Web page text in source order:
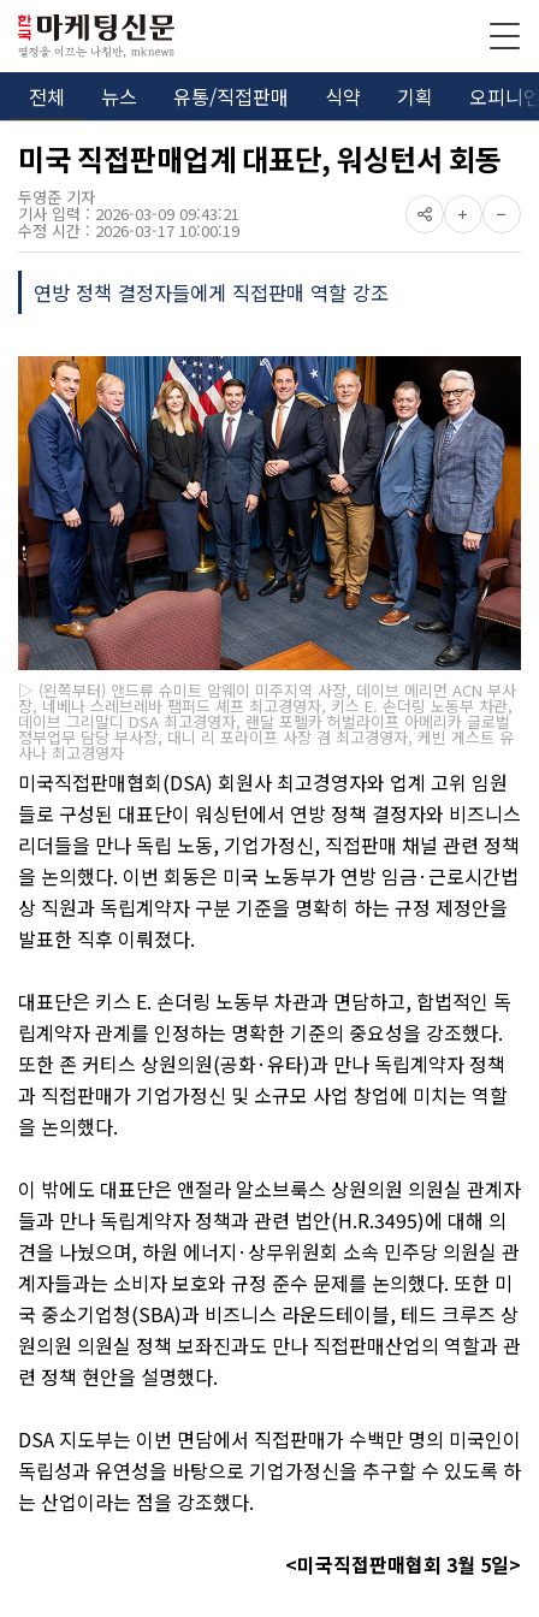
전체 뉴스 유통/직접판매 식약 기획 오피니
미국 직접판매업계 대표단, 워싱턴서 회동
두영준 기자
기사 입력 : 2026-03-09 09:43:21
수정 시간 : 2026-03-17 10:00:19
연방 정책 결정자들에게 직접판매 역할 강조
▷ (왼쪽부터) 앤드류 슈미트 암웨이 미주지역 사장, 데이브 메리먼 ACN 부사
장, 네베나 스레브레바 팸퍼드 셰프 최고경영자, 키스 E. 손더링 노동부 차관,
데이브 그리말디 DSA 최고경영자, 랜달 포펠카 허벌라이프 아메리카 글로벌
정부업무 담당 부사장, 대니 리 포라이프 사장 겸 최고경영자, 케빈 게스트 유
사나 최고경영자
미국직접판매협회(DSA) 회원사 최고경영자와 업계 고위 임원
들로 구성된 대표단이 워싱턴에서 연방 정책 결정자와 비즈니스
리더들을 만나 독립 노동, 기업가정신, 직접판매 채널 관련 정책
을 논의했다. 이번 회동은 미국 노동부가 연방 임금·근로시간법
상 직원과 독립계약자 구분 기준을 명확히 하는 규정 제정안을
발표한 직후 이뤄졌다.
대표단은 키스 E. 손더링 노동부 차관과 면담하고, 합법적인 독
립계약자 관계를 인정하는 명확한 기준의 중요성을 강조했다.
또한 존 커티스 상원의원(공화·유타)과 만나 독립계약자 정책
과 직접판매가 기업가정신 및 소규모 사업 창업에 미치는 역할
을 논의했다.
이 밖에도 대표단은 앤절라 알소브룩스 상원의원 의원실 관계자
들과 만나 독립계약자 정책과 관련 법안(H.R.3495)에 대해 의
견을 나눴으며, 하원 에너지 · 상무위원회 소속 민주당 의원실 관
계자들과는 소비자 보호와 규정 준수 문제를 논의했다. 또한 미
국 중소기업청(SBA)과 비즈니스 라운드테이블, 테드 크루즈 상
원의원 의원실 정책 보좌진과도 만나 직접판매산업의 역할과 관
련 정책 현안을 설명했다.
DSA 지도부는 이번 면담에서 직접판매가 수백만 명의 미국인이
독립성과 유연성을 바탕으로 기업가정신을 추구할 수 있도록 하
는 산업이라는 점을 강조했다.
<미국직접판매협회 3월 5일>